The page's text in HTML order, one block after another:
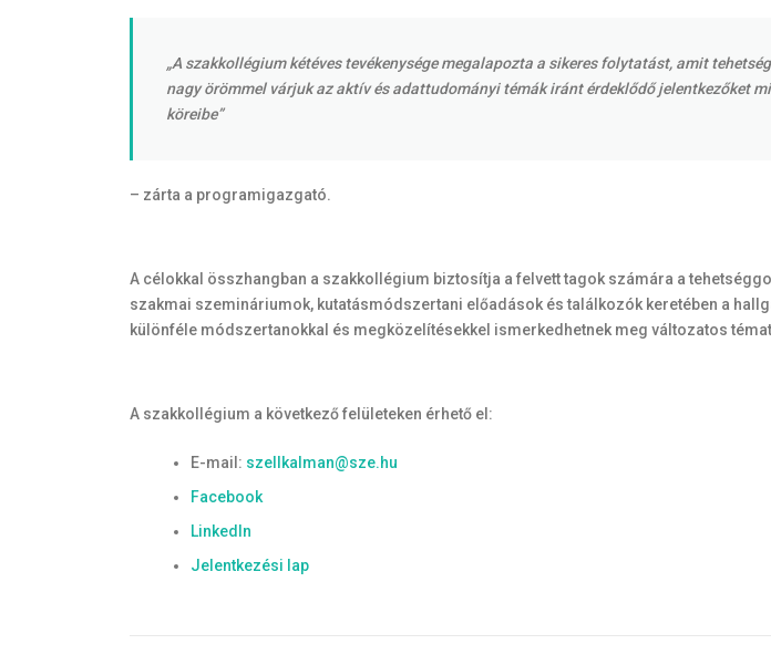
„A szakkollégium kétéves tevékenysége megalapozta a sikeres folytatást, amit
nagy örömmel várjuk az aktív és adattudományi témák iránt érdeklődő jelentkezőket
köreibe”
– zárta a programigazgató.
A célokkal összhangban a szakkollégium biztosítja a felvett tagok számára a
szakmai szemináriumok, kutatásmódszertani előadások és találkozók keretében a
különféle módszertanokkal és megközelítésekkel ismerkedhetnek meg változatos
A szakkollégium a következő felületeken érhető el:
E-mail: szellkalman@sze.hu
Facebook
LinkedIn
Jelentkezési lap